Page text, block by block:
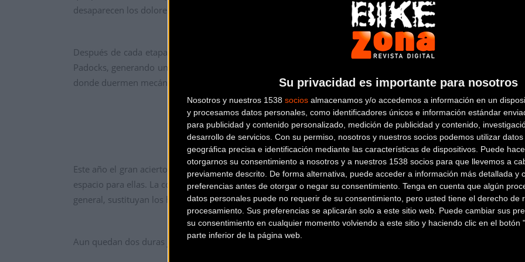
Su privacidad es importante para nosotros
Nosotros y nuestros 1538 socios almacenamos y/o accedemos a información en un
y procesamos datos personales, como identificadores únicos e información estándar
para publicidad y contenido personalizado, medición de publicidad y contenido,
desarrollo de servicios. Con su permiso, nosotros y nuestros socios podemos utilizar
geográfica precisa e identificación mediante las características de dispositivos. Puede
otorgarnos su consentimiento a nosotros y a nuestros 1538 socios para que llevemos a
previamente descrito. De forma alternativa, puede acceder a información más detallada y
preferencias antes de otorgar o negar su consentimiento. Tenga en cuenta que algún
datos personales puede no requerir de su consentimiento, pero usted tiene el derecho de
procesamiento. Sus preferencias se aplicarán solo a este sitio web. Puede cambiar sus
su consentimiento en cualquier momento volviendo a este sitio y haciendo clic en el botón
parte inferior de la página web.
desaparecen los dolores y te sientes ligero y rápido.
Después de cada etapa, los ciclistas se apresuran en dirigirse a los hoteles en busca de reposo y
Padocks, generando una simpática y curiosa vida nocturna en los alrederores de la linea de meta-salida. Los
donde duermen mecánicos, managers, masajistas, cocineros, voluntarios..., y su actividad no cesa asta altas
Este año el gran acierto por parte de la organización, ha sido aceptar a las más de 30 autocarabanas privadas
espacio para ellas. La comodidad que ofrecen estas casas rodantes, hace que tanto bikers amaters, como
general, sustituyan los hoteles por la ventaja de dormir a pie de pistas.
Aun quedan dos duras jornadas y muchas cosas por hacer... Y muchos senderos por recorrer...